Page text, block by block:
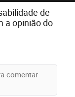
de
a opinião do